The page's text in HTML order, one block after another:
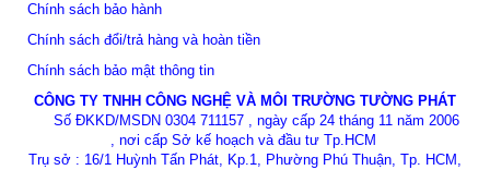
Chính sách bảo hành
Chính sách đổi/trả hàng và hoàn tiền
Chính sách bảo mật thông tin
CÔNG TY TNHH CÔNG NGHỆ VÀ MÔI TRƯỜNG TƯỜNG PHÁT
Số ĐKKD/MSDN 0304 711157 , ngày cấp 24 tháng 11 năm 2006
, nơi cấp Sở kế hoạch và đầu tư Tp.HCM
Trụ sở : 16/1 Huỳnh Tấn Phát, Kp.1, Phường Phú Thuận, Tp. HCM,